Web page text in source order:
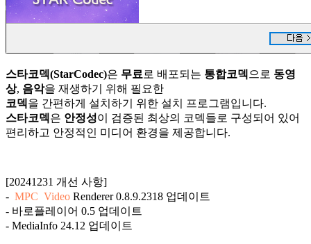
스타코덱(StarCodec)은 무료 로 배포되는 통합코덱 으로 동영
상, 음악을 재생하기 위해 필요한
코덱 을 간편하게 설치하기 위한 설치 프로그램입니다.
스타코덱 은 안정성이 검증된 최상의 코덱들로 구성되어 있어
편리하고 안정적인 미디어 환경을 제공합니다.
[20241231 개선 사항]
- MPC Video Renderer 0.8.9.2318 업데이트
- 바로플레이어 0.5 업데이트
- MediaInfo 24.12 업데이트